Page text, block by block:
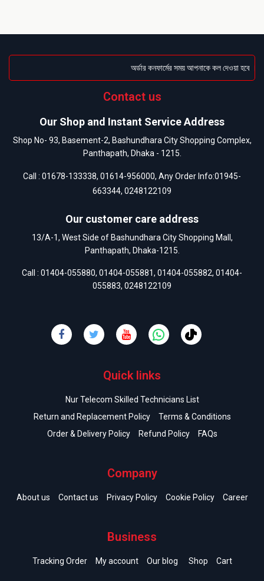
অর্ডার কনফার্মের সময় আপনাকে কল দেওয়া হবে ।
Contact us
Our Shop and Instant Service Address
Shop No- 93, Basement-2, Bashundhara City Shopping Complex,
Panthapath, Dhaka - 1215.
Call : 01678-133338, 01614-956000, Any Order Info:01945-
663344, 0248122109
Our customer care address
13/A-1, West Side of Bashundhara City Shopping Mall,
Panthapath, Dhaka-1215.
Call : 01404-055880, 01404-055881, 01404-055882, 01404-
055883, 0248122109
Quick links
Nur Telecom Skilled Technicians List
Return and Replacement Policy
Terms & Conditions
Order & Delivery Policy
Refund Policy FAQs
Company
About us Contact us Privacy Policy Cookie Policy Career
Business
Tracking Order My account Our blog Shop Cart